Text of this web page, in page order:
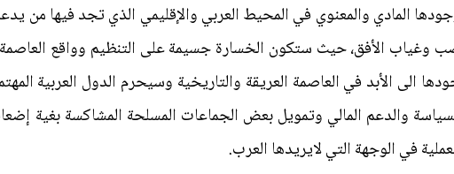
والمعنوي في المحيط العربي والإقليمي الذي تجد فيها من
وغياب الأفق، حيث ستكون الخسارة جسيمة على التنظيم وواقع
الى الأبد في العاصمة العريقة والتاريخية وسيحرم الدول العربية
والدعم المالي وتمويل بعض الجماعات المسلحة المشاكسة بغية
في الوجهة التي لايريدها العرب.